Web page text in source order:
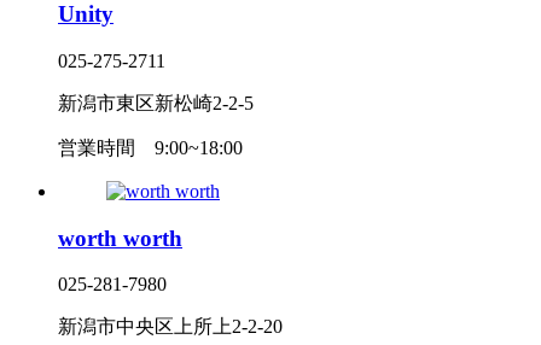
Unity
025-275-2711
新潟市東区新松崎2-2-5
営業時間 9:00~18:00
worth worth
025-281-7980
新潟市中央区上所上2-2-20